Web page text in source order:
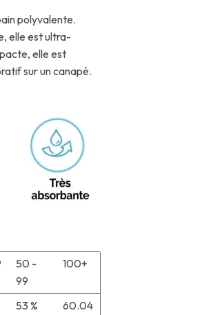
polyvalente.
elle est ultra-
elle est
sur un canapé.
50 -
99
53 %
100+
60.04